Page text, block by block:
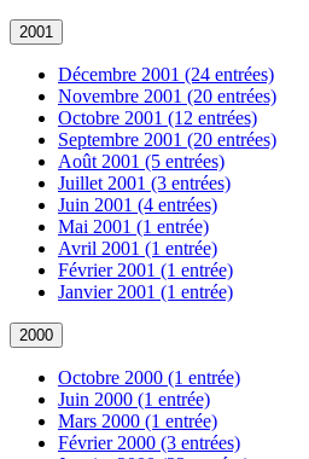
2001
Décembre 2001 (24 entrées)
Novembre 2001 (20 entrées)
Octobre 2001 (12 entrées)
Septembre 2001 (20 entrées)
Août 2001 (5 entrées)
Juillet 2001 (3 entrées)
Juin 2001 (4 entrées)
Mai 2001 (1 entrée)
Avril 2001 (1 entrée)
Février 2001 (1 entrée)
Janvier 2001 (1 entrée)
2000
Octobre 2000 (1 entrée)
Juin 2000 (1 entrée)
Mars 2000 (1 entrée)
Février 2000 (3 entrées)